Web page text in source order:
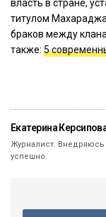
власть в стране,
титулом
браков между
также: 5
Екатерина
Журналист. Внедряюсь
успешно.